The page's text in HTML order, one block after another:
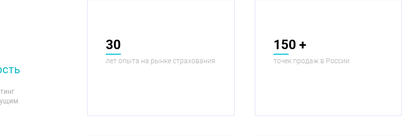
30
лет опыта на рынке страхования
150 +
точек продаж в России